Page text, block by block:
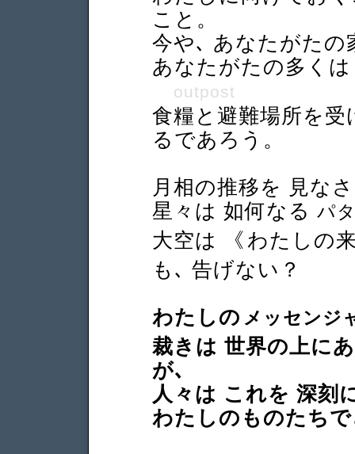
こと。
今や､ あなたがたの
あなたがたの多く
outpost
食糧と避難場所を
るであろう。
月相の推移を 見な
星々は 如何なる パ
大空は 《 わたしの
も､ 告げない？
わたしの メッセンジ
裁きは 世界の上に
が､
人々は これを 深刻
わたしのものたち